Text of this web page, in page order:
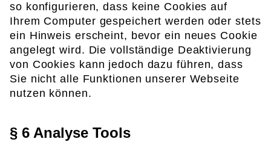
so konfigurieren, dass keine Cookies auf
Ihrem Computer gespeichert werden oder stets
ein Hinweis erscheint, bevor ein neues Cookie
angelegt wird. Die vollständige Deaktivierung
von Cookies kann jedoch dazu führen, dass
Sie nicht alle Funktionen unserer Webseite
nutzen können.
§ 6 Analyse Tools